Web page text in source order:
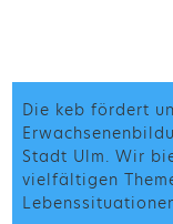
Die keb fördert
Stadt Ulm. Wir
vielfältigen